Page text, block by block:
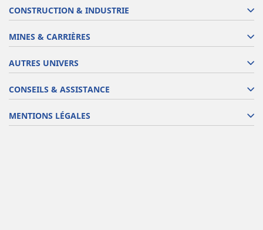
CONSTRUCTION & INDUSTRIE
MINES & CARRIÈRES
AUTRES UNIVERS
CONSEILS & ASSISTANCE
MENTIONS LÉGALES